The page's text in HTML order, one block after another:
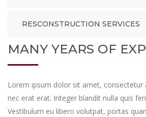
RESCONSTRUCTION SERVICES
MANY YEARS OF
Lorem ipsum dolor sit amet, consectetur
nec erat erat. Integer blandit nulla quis
Vestibulum eu libero volutpat, portas